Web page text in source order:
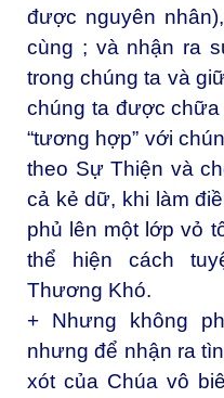
được nguyên
cùng ; và nhận ra
trong chúng ta và
chúng ta được
“tương hợp” với
theo Sự Thiện và
cả kẻ dữ, khi làm
phủ lên một lớp vỏ
thể hiện cách
Thương Khó.
+ Nhưng không
nhưng để nhận ra
xót của Chúa vô